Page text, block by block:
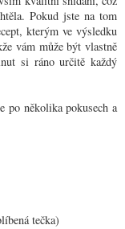
Pokud jste na tom
kterým ve výsledku
vám může být vlastně
si ráno určitě každý
po několika pokusech a
tečka)